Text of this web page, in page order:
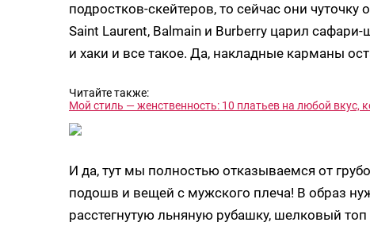
подростков-скейтеров, то сейчас они
Saint Laurent, Balmain и Burberry царил
и хаки и все такое. Да, накладные карманы
Читайте также:
Мой стиль — женственность: 10 платьев на любой вкус,
И да, тут мы полностью отказываемся от
подошв и вещей с мужского плеча! В образ
расстегнутую льняную рубашку, шелковый